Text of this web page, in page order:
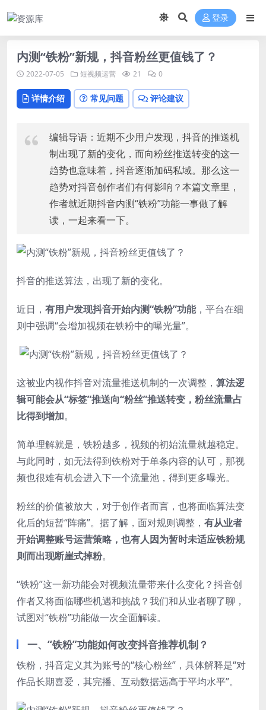
登录
内测“铁粉”新规，抖音粉丝更值钱了？
2022-07-05 短视频运营 21 0
详情介绍 常见问题 评论建议
编辑导语：近期不少用户发现， 抖音的推送机
制出现了新的变化，而向粉丝推送转变的这一
趋势也意味着，抖音逐渐加码私域。那么这一
趋势对抖音创作者们有何影响？本篇文章里，
作者就近期抖音内测“铁粉”功能一事做了解
读，一起来看一下。
抖音的推送算法，出现了新的变化。
近日， 有用户发现抖音开始内测“铁粉”功能，平台在细
则中强调“会增加视频在铁粉中的曝光量”。
这被业内视作抖音对流量推送机制的一次调整， 算法逻
辑可能会从“标签”推送向“粉丝”推送转变，粉丝流量占
比得到增加。
简单理解就是，铁粉越多，视频的初始流量就越稳定。
与此同时，如无法得到铁粉对于单条内容的认可，那视
频也很难有机会进入下一个流量池，得到更多曝光。
粉丝的价值被放大，对于创作者而言，也将面临算法变
化后的短暂“阵痛”。据了解，面对规则调整， 有从业者
开始调整账号运营策略，也有人因为暂时未适应铁粉规
则而出现断崖式掉粉。
“铁粉”这一新功能会对视频流量带来什么变化？抖音创
作者又将面临哪些机遇和挑战？我们和从业者聊了聊，
试图对“铁粉”功能做一次全面解读。
一、“铁粉”功能如何改变抖音推荐机制？
铁粉，抖音定义其为账号的“核心粉丝”，具体解释是“对
作品长期喜爱，其完播、互动数据远高于平均水平”。